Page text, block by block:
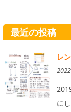
最近の投稿
レ
に